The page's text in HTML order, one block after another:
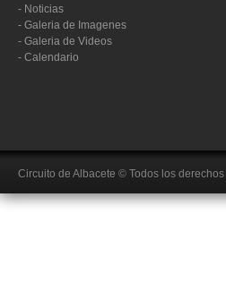
- Noticias
- Galeria de Imagenes
- Galeria de Videos
- Calendario
Circuito de Albacete © Todos los